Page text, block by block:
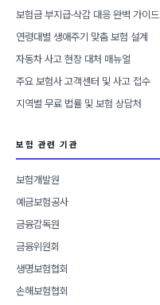
보험금 부지급·삭감 대응 완벽 가이드
연령대별 생애주기 맞춤 보험 설계
자동차 사고 현장 대처 매뉴얼
주요 보험사 고객센터 및 사고 접수
지역별 무료 법률 및 보험 상담처
보험 관련 기관
보험개발원
예금보험공사
금융감독원
금융위원회
생명보험협회
손해보험협회